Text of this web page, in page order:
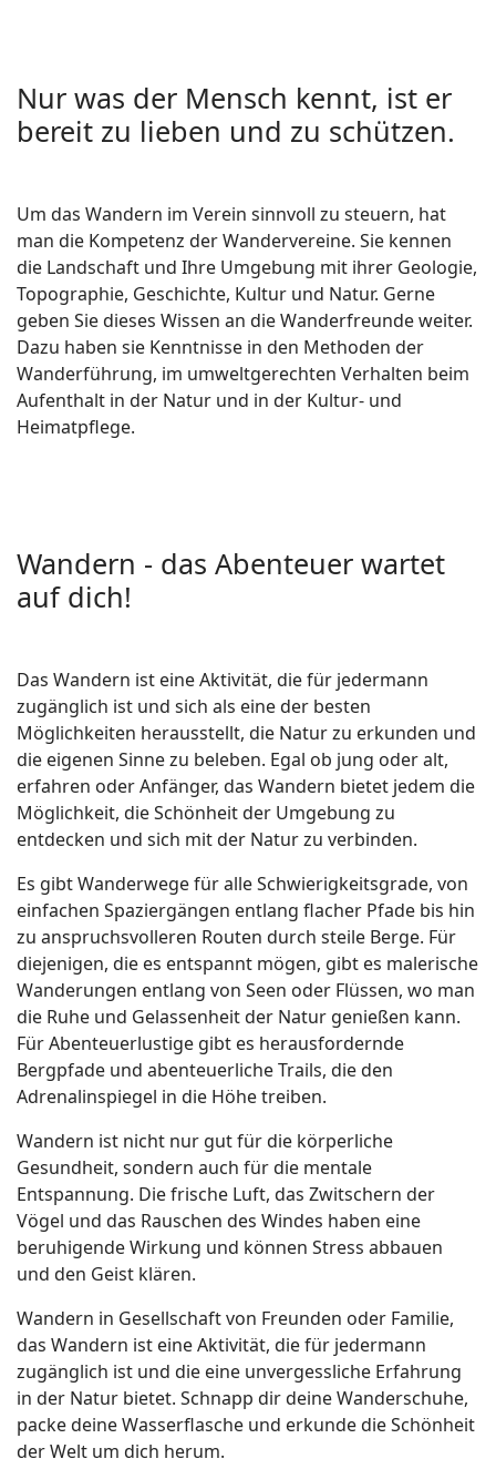
Nur was der Mensch kennt, ist er
bereit zu lieben und zu schützen.
Um das Wandern im Verein sinnvoll zu steuern, hat
man die Kompetenz der Wandervereine. Sie kennen
die Landschaft und Ihre Umgebung mit ihrer Geologie,
Topographie, Geschichte, Kultur und Natur. Gerne
geben Sie dieses Wissen an die Wanderfreunde weiter.
Dazu haben sie Kenntnisse in den Methoden der
Wanderführung, im umweltgerechten Verhalten beim
Aufenthalt in der Natur und in der Kultur- und
Heimatpflege.
Wandern - das Abenteuer wartet
auf dich!
Das Wandern ist eine Aktivität, die für jedermann
zugänglich ist und sich als eine der besten
Möglichkeiten herausstellt, die Natur zu erkunden und
die eigenen Sinne zu beleben. Egal ob jung oder alt,
erfahren oder Anfänger, das Wandern bietet jedem die
Möglichkeit, die Schönheit der Umgebung zu
entdecken und sich mit der Natur zu verbinden.
Es gibt Wanderwege für alle Schwierigkeitsgrade, von
einfachen Spaziergängen entlang flacher Pfade bis hin
zu anspruchsvolleren Routen durch steile Berge. Für
diejenigen, die es entspannt mögen, gibt es malerische
Wanderungen entlang von Seen oder Flüssen, wo man
die Ruhe und Gelassenheit der Natur genießen kann.
Für Abenteuerlustige gibt es herausfordernde
Bergpfade und abenteuerliche Trails, die den
Adrenalinspiegel in die Höhe treiben.
Wandern ist nicht nur gut für die körperliche
Gesundheit, sondern auch für die mentale
Entspannung. Die frische Luft, das Zwitschern der
Vögel und das Rauschen des Windes haben eine
beruhigende Wirkung und können Stress abbauen
und den Geist klären.
Wandern in Gesellschaft von Freunden oder Familie,
das Wandern ist eine Aktivität, die für jedermann
zugänglich ist und die eine unvergessliche Erfahrung
in der Natur bietet. Schnapp dir deine Wanderschuhe,
packe deine Wasserflasche und erkunde die Schönheit
der Welt um dich herum.